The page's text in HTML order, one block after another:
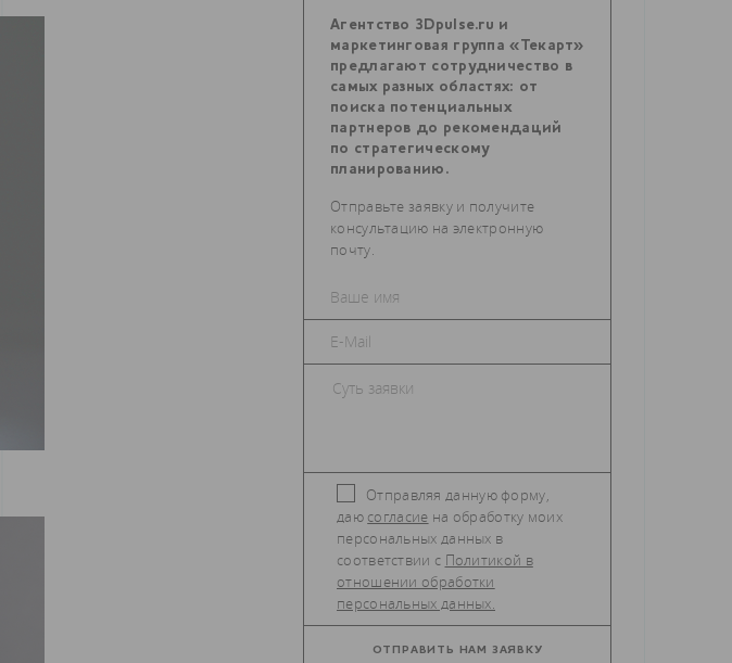
Агентство 3Dpulse.ru и
маркетинговая группа «Текарт»
предлагают сотрудничество в
самых разных областях: от
поиска потенциальных
партнеров до рекомендаций
по стратегическому
планированию.
Отправьте заявку и получите
консультацию на электронную
почту.
Отправляя данную форму,
даю согласие
персональных данных в
соответствии с Политикой в
отношении обработки
персональных данных.